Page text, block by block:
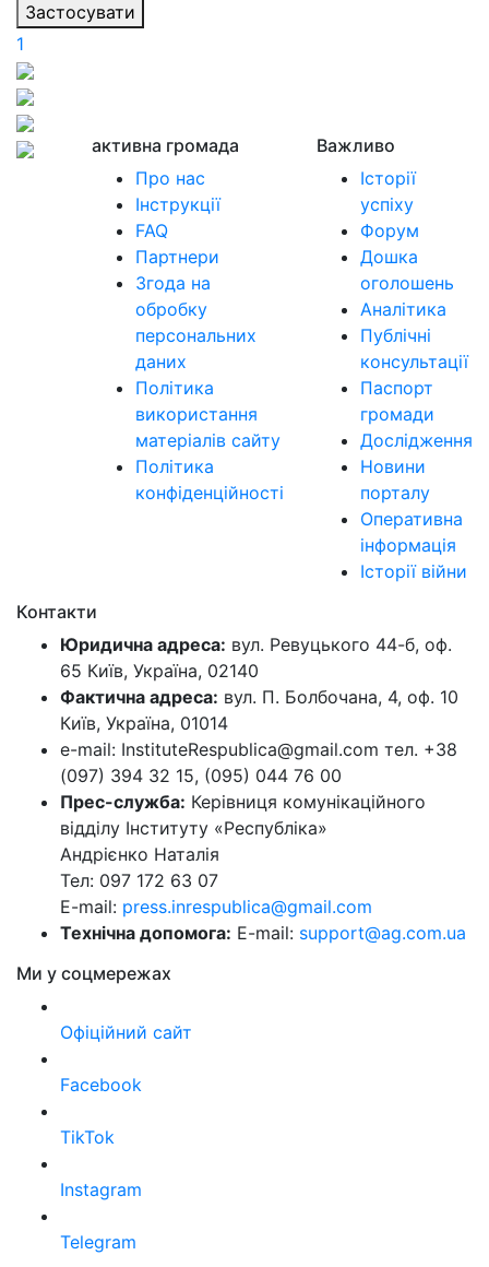
Застосувати
1
активна громада
Про нас
Інструкції
FAQ
Партнери
Згода на
обробку
персональних
даних
Політика
використання
матеріалів сайту
Політика
конфіденційності
Важливо
Історії
успіху
Форум
Дошка
оголошень
Аналітика
Публічні
консультації
Паспорт
громади
Дослідження
Новини
порталу
Оперативна
інформація
Історії війни
Контакти
Юридична адреса: вул. Ревуцького 44-б, оф.
65 Київ, Україна, 02140
Фактична адреса: вул. П. Болбочана, 4, оф. 10
Київ, Україна, 01014
e-mail: InstituteRespublica@gmail.com тел. +38
(097) 394 32 15, (095) 044 76 00
Прес-служба: Керівниця комунікаційного
відділу Інституту «Республіка»
Андрієнко Наталія
Тел: 097 172 63 07
E-mail: press.inrespublica@gmail.com
Технічна допомога: E-mail: support@ag.com.ua
Ми у соцмережах
Офіційний сайт
Facebook
TikTok
Instagram
Telegram